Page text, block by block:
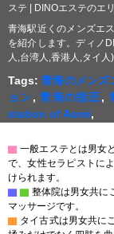
ステ | DINOエステのエ
青海駅近くのメンズエ
を紹介します。ディノ
人,台湾人,香港人,タイ
Tags:青海のメンズ
ョン,青海の指圧,
station of Aomi,
▇ 一般エステとは男女
で、女性セラピストに
けられます。
▇ ▇ 整体院は男女共に
マッサージです。
▇ タイ古式は男女共に